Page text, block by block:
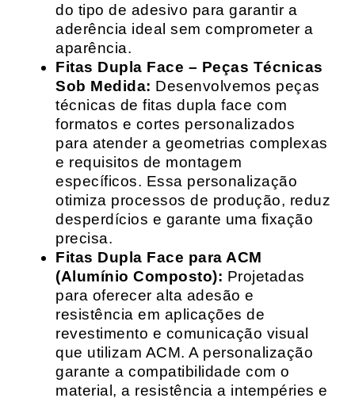
do tipo de adesivo para garantir a
aderência ideal sem comprometer a
aparência.
Fitas Dupla Face – Peças Técnicas
Sob Medida: Desenvolvemos peças
técnicas de fitas dupla face com
formatos e cortes personalizados
para atender a geometrias complexas
e requisitos de montagem
específicos. Essa personalização
otimiza processos de produção, reduz
desperdícios e garante uma fixação
precisa.
Fitas Dupla Face para ACM
(Alumínio Composto): Projetadas
para oferecer alta adesão e
resistência em aplicações de
revestimento e comunicação visual
que utilizam ACM. A personalização
garante a compatibilidade com o
material, a resistência a intempéries e